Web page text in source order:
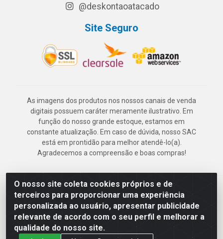
O nosso site coleta cookies próprios e de
terceiros para proporcionar uma experiência
personalizada ao usuário, apresentar publicidade
relevante de acordo com o seu perfil e melhorar a
qualidade do nosso site.
@deskontaoatacado
Site Seguro
As imagens dos produtos nos nossos canais de venda
digitais possuem caráter meramente ilustrativo. Em
função do nosso grande estoque, estamos em
constante atualização. Em caso de dúvida, nosso SAC
está em prontidão para melhor atendê-lo(a).
Agradecemos a compreensão e boas compras!
Deskontão Atacado - Av. Marechal Mascarenhas de Morais, 2471 -
Imbiribeira - Recife/PE - CEP 51.150-001 - CNPJ 24.150.377/0003-
57